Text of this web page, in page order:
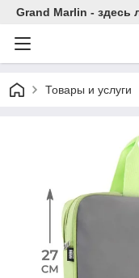
Grand Marlin - здесь
Товары и услуги